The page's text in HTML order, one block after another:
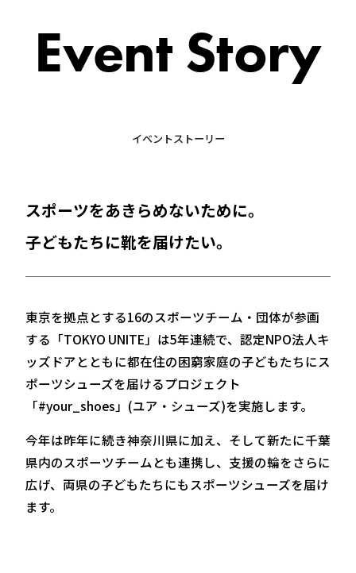
Event Story
イベントストーリー
スポーツをあきらめないために。
子どもたちに靴を届けたい。
東京を拠点とする16のスポーツチーム・団体が参画
する「TOKYO UNITE」は5年連続で、認定NPO法人キ
ッズドアとともに都在住の困窮家庭の子どもたちにス
ポーツシューズを届けるプロジェクト
「#your_shoes」(ユア・シューズ)を実施します。
今年は昨年に続き神奈川県に加え、そして新たに千葉
県内のスポーツチームとも連携し、支援の輪をさらに
広げ、両県の子どもたちにもスポーツシューズを届け
ます。